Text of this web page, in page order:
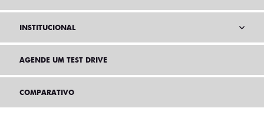
INSTITUCIONAL
AGENDE UM TEST DRIVE
COMPARATIVO